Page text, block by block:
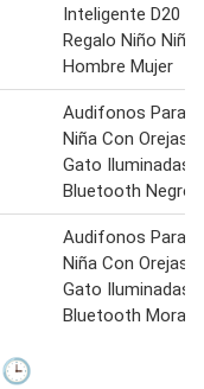
Inteligente D20
Regalo Niño Niña
Hombre Mujer
Audifonos Para
Niña Con Orejas
Gato Iluminadas
Bluetooth Negros
Audifonos Para
Niña Con Orejas
Gato Iluminadas
Bluetooth
🕒